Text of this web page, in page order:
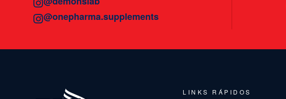
@onepharma.supplements
LINKS RÁPIDOS